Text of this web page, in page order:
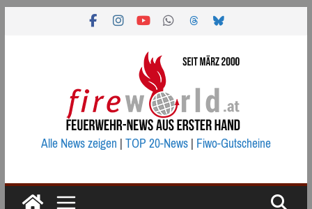
Alle News zeigen|TOP 20-News|Fiwo-Gutscheine